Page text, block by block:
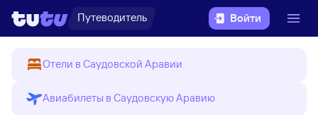
Путеводитель Войти
Отели в Саудовской Аравии
Авиабилеты в Саудовскую Аравию